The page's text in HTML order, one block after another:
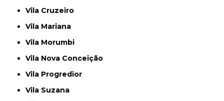
Vila Cruzeiro
Vila Mariana
Vila Morumbi
Vila Nova Conceição
Vila Progredior
Vila Suzana